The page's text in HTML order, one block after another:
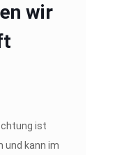
wir
ist
und kann im